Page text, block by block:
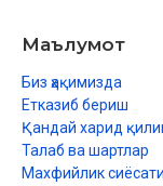
Маълумот
Биз ҳақимизда
Етказиб бериш
Қандай харид
Талаб ва шартлар
Махфийлик сиёсати